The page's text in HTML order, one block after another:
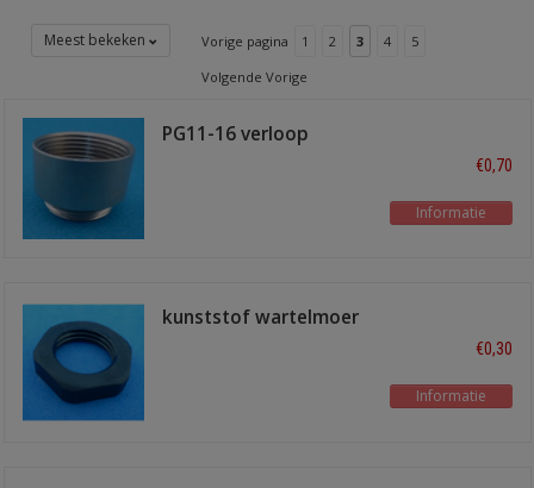
Meest bekeken Vorige pagina 1 2 3 4
5
Volgende Vorige
PG11-16 verloop
€0,70
Informatie
kunststof wartelmoer
€0,30
Informatie